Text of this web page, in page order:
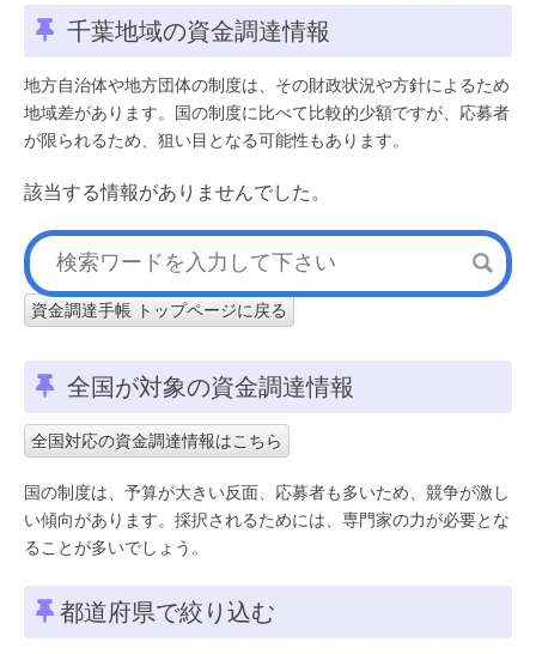
千葉地域の資金調達情報
地方自治体や地方団体の制度は、その財政状況や方針によるため
地域差があります。国の制度に比べて比較的少額ですが、応募者
が限られるため、狙い目となる可能性もあります。
該当する情報がありませんでした。
資金調達手帳 トップページに戻る
全国が対象の資金調達情報
全国対応の資金調達情報はこちら
国の制度は、予算が大きい反面、応募者も多いため、競争が激し
い傾向があります。採択されるためには、専門家の力が必要とな
ることが多いでしょう。
都道府県で絞り込む